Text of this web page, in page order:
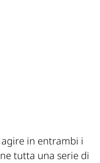
in entrambi i
tutta una serie di